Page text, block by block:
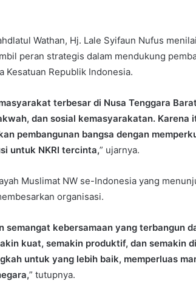
Wathan, Hj. Lale Syifaun Nufus
peran strategis dalam mendukung
Kesatuan Republik Indonesia.
terbesar di Nusa Tenggara
dan sosial kemasyarakatan. Karena
pembangunan bangsa dengan
untuk NKRI tercinta,” ujarnya.
Muslimat NW se-Indonesia yang
organisasi.
semangat kebersamaan yang terbangun
kuat, semakin produktif, dan semakin
untuk yang lebih baik, memperluas
” tutupnya.